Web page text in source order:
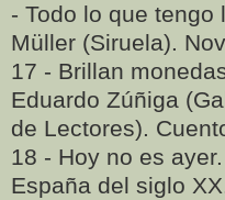
- Todo lo que
Müller (Siruela).
17 - Brillan
Eduardo Zúñiga
de Lectores).
18 - Hoy no es
España del siglo